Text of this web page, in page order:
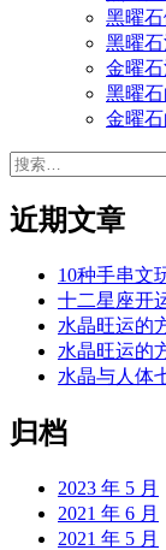
黑曜
黑曜
金曜
黑曜
金曜
搜
近期文章
10种手串文
十二星座开
水晶旺运的
水晶旺运的
水晶与人体
归档
2023 年 5 月
2021 年 6 月
2021 年 5 月